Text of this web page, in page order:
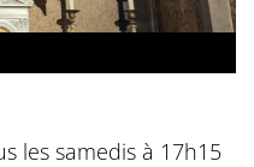
les samedis à 17h15